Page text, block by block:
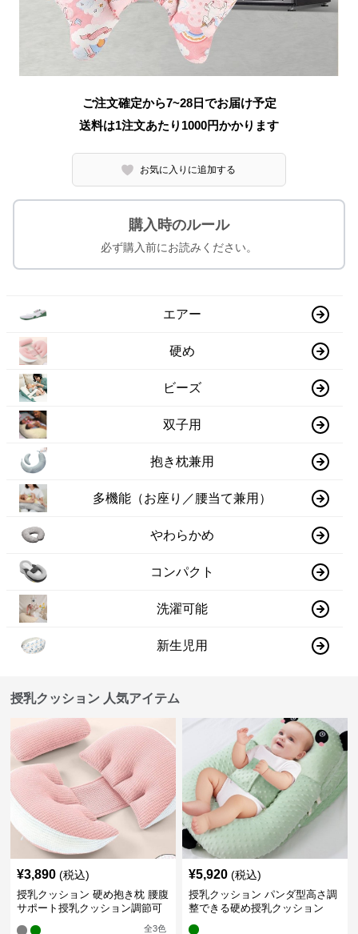
ご注文確定から7~28日でお届け予定
送料は1注文あたり 1000円かかります
お気に入りに追加する
購入時のルール
必ず購入前にお読みください。
エアー
硬め
ビーズ
双子用
抱き枕兼用
多機能（お座り／腰当て兼用）
やわらかめ
コンパクト
洗濯可能
新生児用
授乳クッション 人気アイテム
¥3,890 (税込)
授乳クッション 硬め抱き枕 腰腹
サポート授乳クッション調節可
全3色
¥5,920 (税込)
授乳クッション パンダ型高さ調
整できる硬め授乳クッション